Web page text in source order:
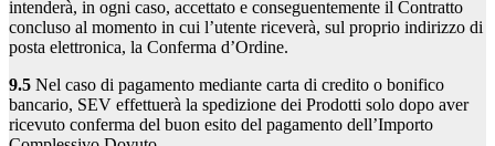
intenderà, in ogni caso, accettato e conseguentemente il Contratto
concluso al momento in cui l’utente riceverà, sul proprio indirizzo di
posta elettronica, la Conferma d’Ordine.
9.5 Nel caso di pagamento mediante carta di credito o bonifico
bancario, SEV effettuerà la spedizione dei Prodotti solo dopo aver
ricevuto conferma del buon esito del pagamento dell’Importo